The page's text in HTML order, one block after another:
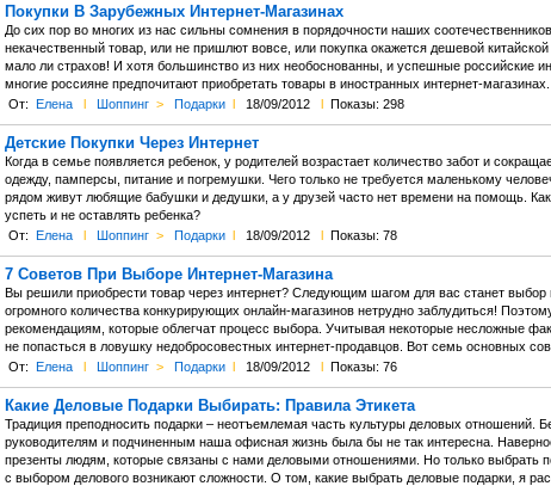
Покупки В Зарубежных Интернет-Магазинах
До сих пор во многих из нас сильны сомнения в порядочности наших
некачественный товар, или не пришлют вовсе, или покупка окажется дешевой
мало ли страхов! И хотя большинство из них необоснованны, и успешные российские
многие россияне предпочитают приобретать товары в иностранных интернет-магазинах.
От: Елена l Шоппинг > Подарки l 18/09/2012 l Показы: 298
Детские Покупки Через Интернет
Когда в семье появляется ребенок, у родителей возрастает количество забот и
одежду, памперсы, питание и погремушки. Чего только не требуется маленькому
рядом живут любящие бабушки и дедушки, а у друзей часто нет времени на помощь.
успеть и не оставлять ребенка?
От: Елена l Шоппинг > Подарки l 18/09/2012 l Показы: 78
7 Советов При Выборе Интернет-Магазина
Вы решили приобрести товар через интернет? Следующим шагом для вас станет выбор
огромного количества конкурирующих онлайн-магазинов нетрудно заблудиться!
рекомендациям, которые облегчат процесс выбора. Учитывая некоторые несложные
не попасться в ловушку недобросовестных интернет-продавцов. Вот семь основных
От: Елена l Шоппинг > Подарки l 18/09/2012 l Показы: 76
Какие Деловые Подарки Выбирать: Правила Этикета
Традиция преподносить подарки – неотъемлемая часть культуры деловых отношений.
руководителям и подчиненным наша офисная жизнь была бы не так интересна.
презенты людям, которые связаны с нами деловыми отношениями. Но только выбрать
с выбором делового возникают сложности. О том, какие выбрать деловые подарки, я